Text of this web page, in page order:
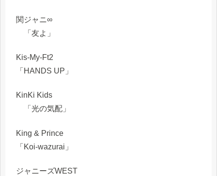
関ジャニ∞
「友よ」
Kis-My-Ft2
「HANDS UP」
KinKi Kids
「光の気配」
King & Prince
「Koi-wazurai」
ジャニーズWEST